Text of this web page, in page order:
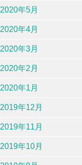
2020年5月
2020年4月
2020年3月
2020年2月
2020年1月
2019年12月
2019年11月
2019年10月